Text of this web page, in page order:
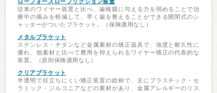
ローフォースローフリクション装置
従来のワイヤー装置と比べ、歯根膜に与える力を弱めることで治
療中の痛みを軽減して、早く歯を整えることができる開閉式のシ
ャッターがついたブラケット。（保険適用なし）
メタルブラケット
ステンレス・チタンなど金属素材の矯正器具で、強度と耐久性に
優れ、他素材と比べて費用を抑えられるワイヤー矯正の代表的な
装置。（原則保険適用なし）
クリアブラケット
半透明で目立ちにくい矯正装置の総称で、主にプラスチック・セ
ラミック・ジルコニアなどの素材があり、金属アレルギーのリス